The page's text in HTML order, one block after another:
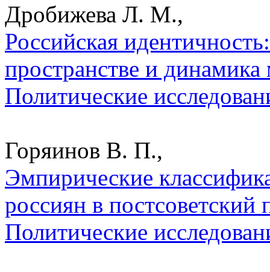
Дробижева Л. М.,
Российская
пространстве и
Политические
Горяинов В. П.,
Эмпирические
россиян в
Политические